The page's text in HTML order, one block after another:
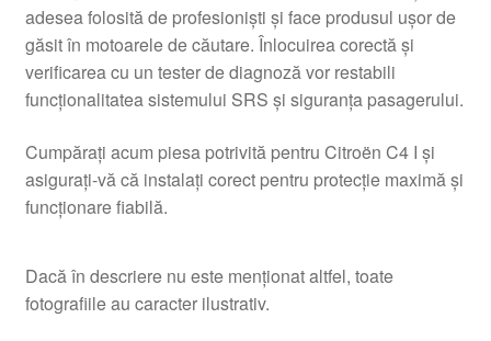
adesea folosită de profesioniști și face produsul ușor de
găsit în motoarele de căutare. Înlocuirea corectă și
verificarea cu un tester de diagnoză vor restabili
funcționalitatea sistemului SRS și siguranța pasagerului.
Cumpărați acum piesa potrivită pentru Citroën C4 I și
asigurați-vă că instalați corect pentru protecție maximă și
funcționare fiabilă.
Dacă în descriere nu este menționat altfel, toate
fotografiile au caracter ilustrativ.